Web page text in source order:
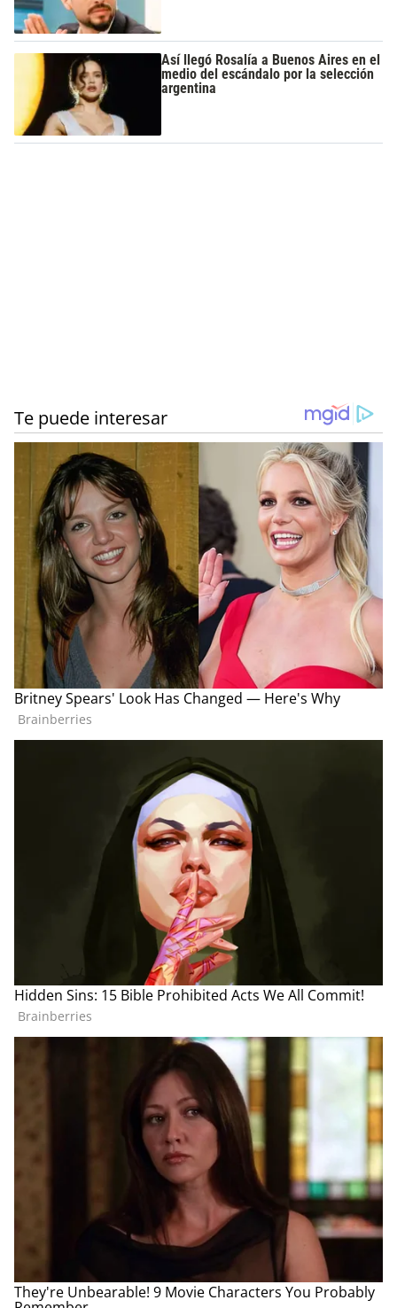
Así llegó Rosalía a Buenos Aires en el
medio del escándalo por la selección
argentina